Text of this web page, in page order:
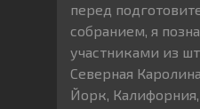
перед
собранием, я
участниками из
Северная
Йорк,